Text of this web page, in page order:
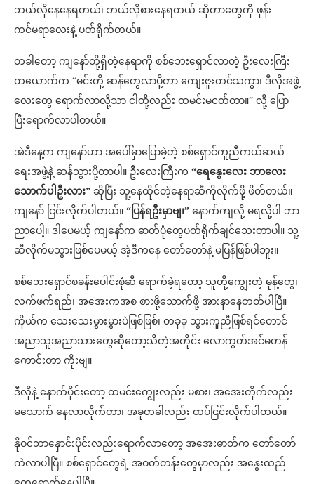
ဘယ်လိုနေနေရတယ်၊ ဘယ်လိုစားနေရတယ် ဆိုတာတွေကို ဖုန်း
ကင်မရာလေးနဲ့ ပတ်ရိုက်တယ်။
တခါတော့ ကျနော်တို့ရှိတဲ့နေရာကို စစ်ဘေးရှောင်လာတဲ့ ဦးလေးကြီး
တယောက်က “မင်းတို့ ဆန်တွေလာပို့တာ ကျေးဇူးတင်သကွာ၊ ဒီလိုအဖွဲ့
လေးတွေ ရောက်လာလို့သာ ငါတို့လည်း ထမင်းမငတ်တာ။” လို့ ပြော
ပြီးရောက်လာပါတယ်။
အဲဒီနေ့က ကျနော်ဟာ အပေါ်မှာပြောခဲ့တဲ့ စစ်ရှောင်ကူညီကယ်ဆယ်
ရေးအဖွဲ့နဲ့ ဆန်သွားပို့တာပါ။ ဦးလေးကြီးက “ရေနွေးလေး ဘာလေး
သောက်ပါဦးလား” ဆိုပြီး သူ့နေထိုင်တဲ့နေရာဆီကိုလိုက်ဖို့ ဖိတ်တယ်။
ကျနော် ငြင်းလိုက်ပါတယ်။ “ပြန်ရဦးမှာဗျ၊” နောက်ကျလို့ မရလို့ပါ ဘာ
ညာပေါ့။ ဒါပေမယ့် ကျနော်က ဓာတ်ပုံတွေပတ်ရိုက်ချင်သေးတာပါ။ သူ့
ဆီလိုက်မသွားဖြစ်ပေမယ့် အဲ့ဒီကနေ တော်တော်နဲ့ မပြန်ဖြစ်ပါဘူး။
စစ်ဘေးရှောင်စခန်းပေါင်းစုံဆီ ရောက်ခဲ့ရတော့ သူတို့ကျွေးတဲ့ မုန့်တွေ၊
လက်ဖက်ရည်၊ အအေးကအစ စားဖို့သောက်ဖို့ အားနာနေတတ်ပါပြီ။
ကိုယ်က သေးသေးမွှားမွှားပဲဖြစ်ဖြစ်၊ တခုခု သွားကူညီဖြစ်ရင်တောင်
အညာသူအညာသားတွေဆိုတော့သိတဲ့အတိုင်း လောကွတ်အင်မတန်
ကောင်းတာ ကိုးဗျ။
ဒီလိုနဲ့ နောက်ပိုင်းတော့ ထမင်းကျွေးလည်း မစား၊ အအေးတိုက်လည်း
မသောက် နေလာလိုက်တာ၊ အခုတခါလည်း ထပ်ငြင်းလိုက်ပါတယ်။
နိုဝင်ဘာနှောင်းပိုင်းလည်းရောက်လာတော့ အအေးဓာတ်က တော်တော်
ကဲလာပါပြီ။ စစ်ရှောင်တွေရဲ့ အဝတ်တန်းတွေမှာလည်း အနွေးထည်